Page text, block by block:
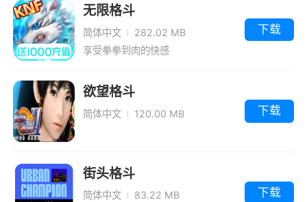
无限格斗
简体中文
282.02 MB
享受拳拳到肉的快感
下载
欲望格斗
简体中文 120.00 MB 下载
街头格斗
简体中文 83.22 MB 下载